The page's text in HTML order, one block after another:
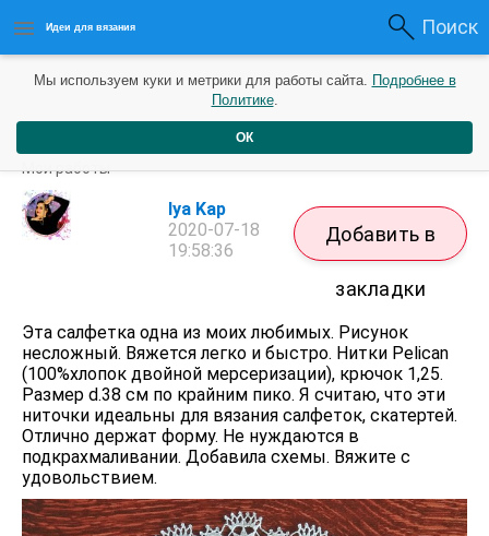
Идеи для вязания Поиск
Мои работы
Iya Kap
2020-07-18
19:58:36
Добавить в
закладки
Эта салфетка одна из моих любимых. Рисунок
несложный. Вяжется легко и быстро. Нитки Pelican
(100%хлопок двойной мерсеризации), крючок 1,25.
Размер d.38 см по крайним пико. Я считаю, что эти
ниточки идеальны для вязания салфеток, скатертей.
Отлично держат форму. Не нуждаются в
подкрахмаливании. Добавила схемы. Вяжите с
удовольствием.
Мы используем куки и метрики для работы сайта. Подробнее в
Политике.
ОК